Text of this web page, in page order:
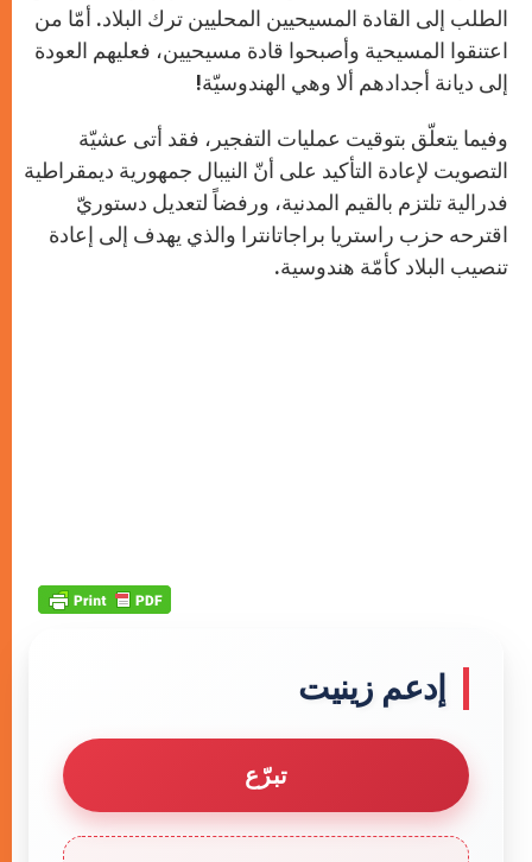
الطلب إلى القادة المسيحيين المحليين ترك البلاد. أمّا من
اعتنقوا المسيحية وأصبحوا قادة مسيحيين، فعليهم العودة
إلى ديانة أجدادهم ألا وهي الهندوسيّة!
وفيما يتعلّق بتوقيت عمليات التفجير، فقد أتى عشيّة
التصويت لإعادة التأكيد على أنّ النيبال جمهورية ديمقراطية
فدرالية تلتزم بالقيم المدنية، ورفضاً لتعديل دستوريّ
اقترحه حزب راستريا براجاتانترا والذي يهدف إلى إعادة
تنصيب البلاد كأمّة هندوسية.
إدعم زينيت
تبرّع